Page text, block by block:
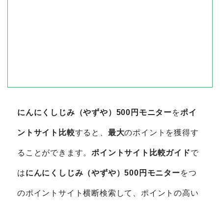
にんにくしじみ（やずや）500円モニターをポイ
ントサイト比較すると、 最大のポイントを獲得す
ることができます。ポイントサイト比較ガイドで
はにんにくしじみ（やずや）500円モニターをつ
のポイントサイト横断検索して、ポイントの高い